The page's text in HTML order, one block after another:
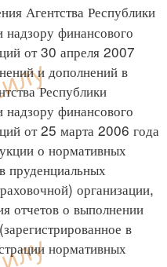
Агентства Республики
финансового
от 30 апреля 2007
и дополнений в
Республики
финансового
от 25 марта 2006 года
о нормативных
пруденциальных
организации,
отчетов о выполнении
в
нормативных